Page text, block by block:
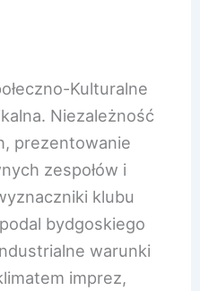
Kulturalne
Niezależność
prezentowanie
zespołów i
klubu
bydgoskiego
warunki
imprez,